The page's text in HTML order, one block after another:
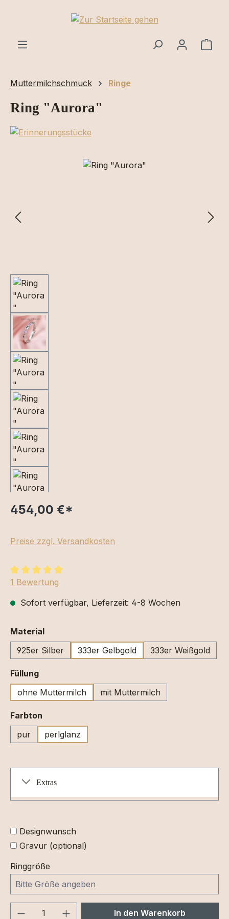
Zum Hauptinhalt springen
Muttermilchschmuck Ringe
Ring "Aurora"
Bildergalerie überspringen
454,00 €*
Preise zzgl. Versandkosten
Durchschnittliche Bewertung von 5 von 5 Sternen
1 Bewertung
Sofort verfügbar, Lieferzeit: 4-8 Wochen
Materialauswählen
925er Silber
333er Gelbgold 333er Weißgold
Füllungauswählen
ohne Muttermilch
mit Muttermilch
Farbton
pur
perlglanz
Extras
Designwunsch
Gravur (optional)
Ringgröße
Produkt Anzahl: Gib denIn den Warenkorb